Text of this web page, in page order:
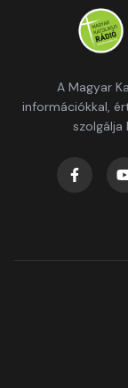
A Magyar
információkkal,
szolgálja